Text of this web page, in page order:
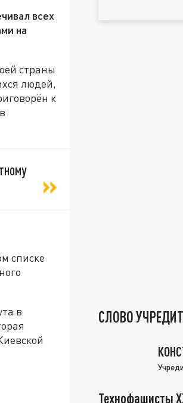
всех
на
страны
людей,
к
списке
в
СЛОВО
Технофашисты